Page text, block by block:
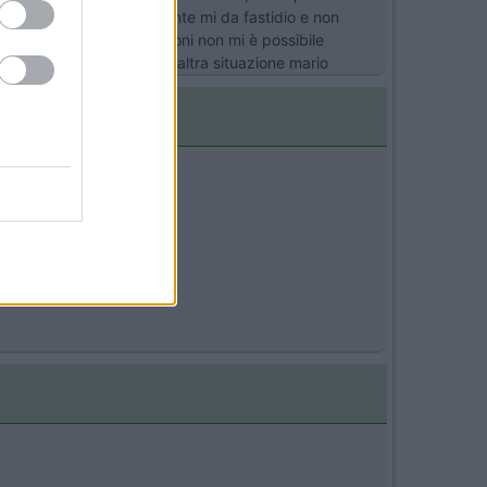
ma quel che veramente mi da fastidio e non
ma queste situazioni non mi è possibile
discorso e tutt'altra situazione mario